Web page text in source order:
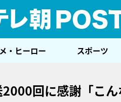
・ヒーロー スポーツ
回に感謝「こ